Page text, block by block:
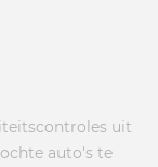
uit
auto's te